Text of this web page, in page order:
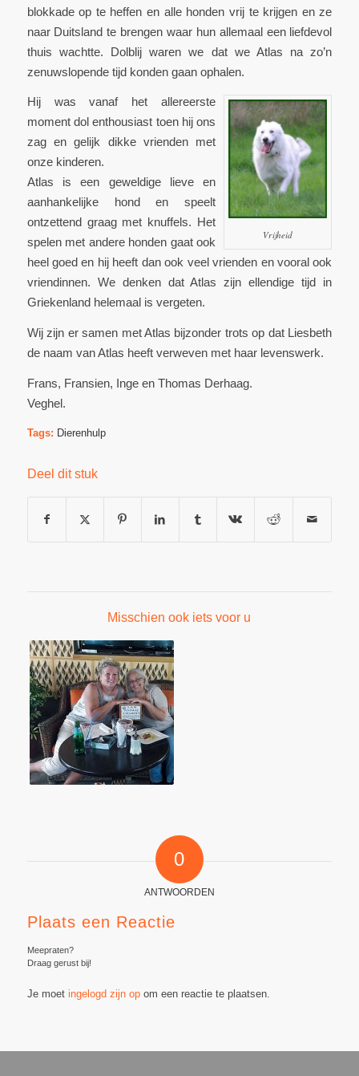
blokkade op te heffen en alle honden vrij te krijgen en ze
naar Duitsland te brengen waar hun allemaal een liefdevol
thuis wachtte. Dolblij waren we dat we Atlas na zo’n
zenuwslopende tijd konden gaan ophalen.
Vrijheid
Hij was vanaf het allereerste
moment dol enthousiast toen hij ons
zag en gelijk dikke vrienden met
onze kinderen.
Atlas is een geweldige lieve en
aanhankelijke hond en speelt
ontzettend graag met knuffels. Het
spelen met andere honden gaat ook
heel goed en hij heeft dan ook veel vrienden en vooral ook
vriendinnen. We denken dat Atlas zijn ellendige tijd in
Griekenland helemaal is vergeten.
Wij zijn er samen met Atlas bijzonder trots op dat Liesbeth
de naam van Atlas heeft verweven met haar levenswerk.
Frans, Fransien, Inge en Thomas Derhaag.
Veghel.
Tags: Dierenhulp
Deel dit stuk
Misschien ook iets voor u
0
ANTWOORDEN
Plaats een Reactie
Meepraten?
Draag gerust bij!
Je moet ingelogd zijn opom een reactie te plaatsen.